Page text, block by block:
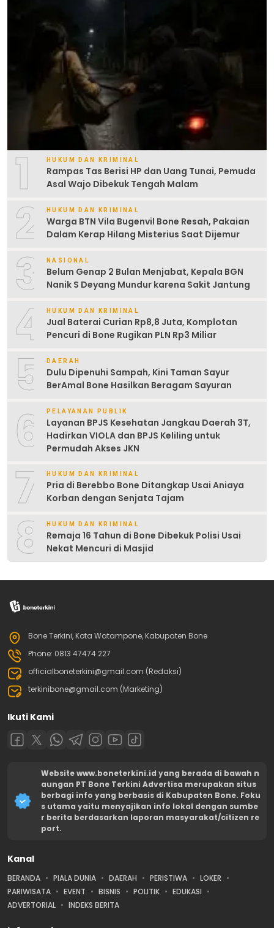
1 HUKUM DAN KRIMINAL
Rampas Tas Berisi HP dan Uang Tunai, Pemuda
Asal Wajo Dibekuk Tengah Malam
2 HUKUM DAN KRIMINAL
Warga BTN Vila Bugenvil Bone Resah, Pakaian
Dalam Kerap Hilang Misterius Saat Dijemur
3 NASIONAL
Belum Genap 2 Bulan Menjabat, Kepala BGN
Nanik S Deyang Mundur karena Sakit Jantung
4 HUKUM DAN KRIMINAL
Jual Baterai Curian Rp8,8 Juta, Komplotan
Pencuri di Bone Rugikan PLN Rp3 Miliar
5 DAERAH
Dulu Dipenuhi Sampah, Kini Taman Sayur
BerAmal Bone Hasilkan Beragam Sayuran
6 PELAYANAN PUBLIK
Layanan BPJS Kesehatan Jangkau Daerah 3T,
Hadirkan VIOLA dan BPJS Keliling untuk
Permudah Akses JKN
7 HUKUM DAN KRIMINAL
Pria di Berebbo Bone Ditangkap Usai Aniaya
Korban dengan Senjata Tajam
8 HUKUM DAN KRIMINAL
Remaja 16 Tahun di Bone Dibekuk Polisi Usai
Nekat Mencuri di Masjid
Bone Terkini, Kota Watampone, Kabupaten Bone
Phone: 0813 47474 227
officialboneterkini@gmail.com (Redaksi)
terkinibone@gmail.com (Marketing)
Ikuti Kami
Website www.boneterkini.id yang berada di bawah n
aungan PT Bone Terkini Advertisa merupakan situs
berbagi info yang berbasis di Kabupaten Bone. Foku
s utama yaitu menyajikan info lokal dengan sumbe
r berita berdasarkan laporan masyarakat/citizen re
port.
Kanal
BERANDA PIALA DUNIA DAERAH PERISTIWA
LOKER
PARIWISATA
EVENT BISNIS POLITIK
EDUKASI
ADVERTORIAL
INDEKS BERITA